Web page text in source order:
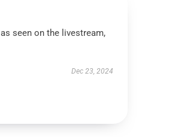
seen on the livestream,
Dec 23, 2024